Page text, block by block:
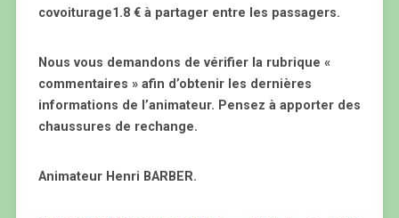
covoiturage1.8 € à partager entre les passagers.
Nous vous demandons de vérifier la rubrique «
commentaires » afin d’obtenir les dernières
informations de l’animateur. Pensez à apporter des
chaussures de rechange.
Animateur Henri BARBER.